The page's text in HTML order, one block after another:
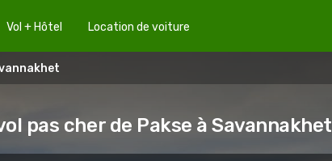
Vol + Hôtel Location de voiture
pas cher de Pakse à Savannakhet